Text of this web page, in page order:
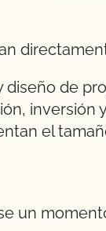
diseño de
inversión
el
un